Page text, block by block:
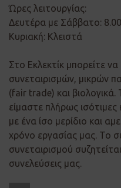
Ώρες λειτουργίας:
Δευτέρα με Σάββατο:
Κυριακή: Κλειστά
Στο Εκλεκτίκ μπορείτε
συνεταιρισμών, μικρών
(fair trade) και
είμαστε πλήρως
με ένα ίσο μερίδιο και
χρόνο εργασίας μας. Το
συνεταιρισμού
συνελεύσεις μας.